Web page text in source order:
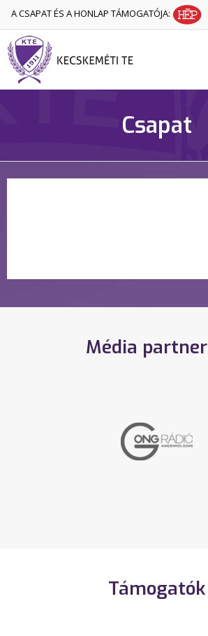
A CSAPAT ÉS A HONLAP TÁMOGATÓJA:
Csapat
Média
Támogatók